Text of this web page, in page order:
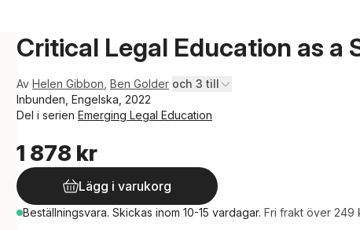
Critical Legal Education as a
Av Helen Gibbon Ben Golder och 3 till
Inbunden, Engelska, 2022
Del i serien Emerging Legal Education
1 878 kr
Lägg i varukorg
Beställningsvara. Skickas inom 10-15 vardagar. Fri frakt över 249